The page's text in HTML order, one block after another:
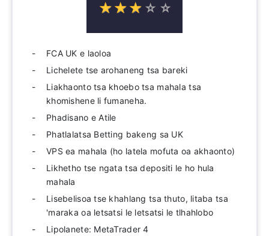
☆☆☆ ☆ ☆
★★★ ★ ★
FCA UK e laoloa
Lichelete tse arohaneng tsa bareki
Liakhaonto tsa khoebo tsa mahala tsa
khomishene li fumaneha.
Phadisano e Atile
Phatlalatsa Betting bakeng sa UK
VPS ea mahala (ho latela mofuta oa akhaonto)
Likhetho tse ngata tsa depositi le ho hula
mahala
Lisebelisoa tse khahlang tsa thuto, litaba tsa
'maraka oa letsatsi le letsatsi le tlhahlobo
Lipolanete: MetaTrader 4